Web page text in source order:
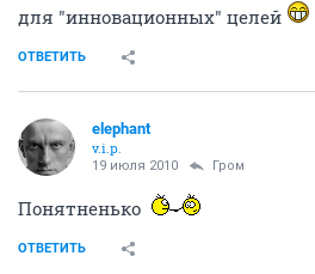
для "инновационных" целей
ОТВЕТИТЬ
elephant
v.i.p.
19 июля 2010 Гром
Понятненько
ОТВЕТИТЬ